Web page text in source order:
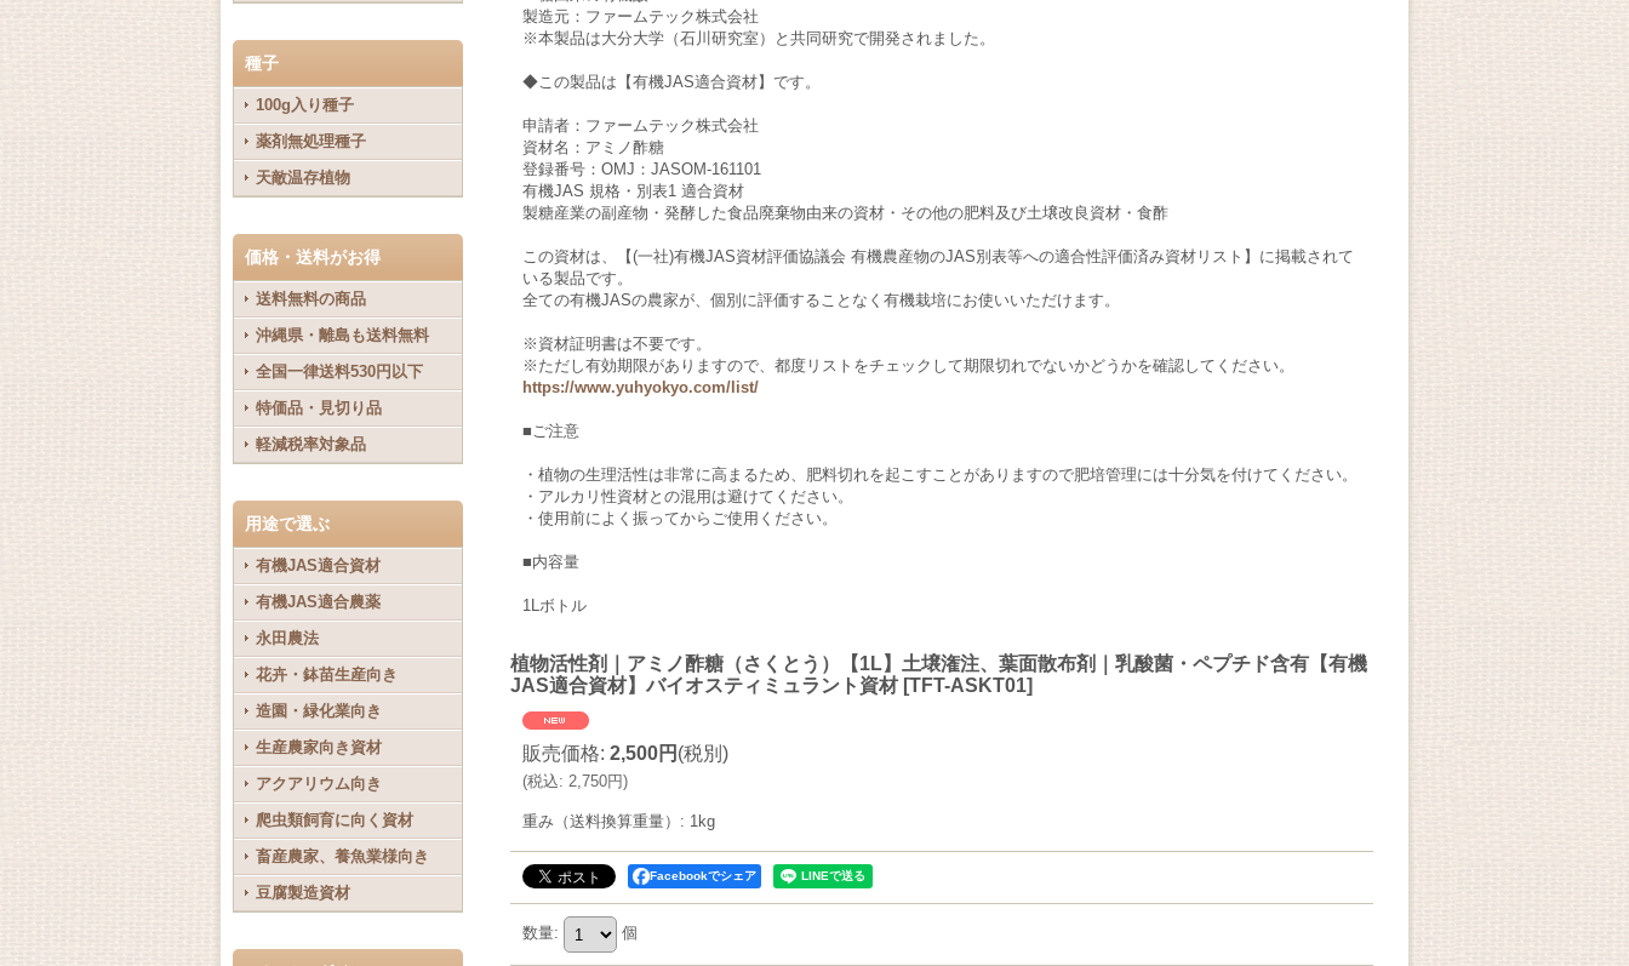
種子
100g入り種子
薬剤無処理種子
天敵温存植物
価格・送料がお得
送料無料の商品
沖縄県・離島も送料無料
全国一律送料530円以下
特価品・見切り品
軽減税率対象品
用途で選ぶ
有機JAS適合資材
有機JAS適合農薬
永田農法
花卉・鉢苗生産向き
造園・緑化業向き
生産農家向き資材
アクアリウム向き
爬虫類飼育に向く資材
畜産農家、養魚業様向き
豆腐製造資材
製造元：ファームテック株式会社
※本製品は大分大学（石川研究室）と共同研究で開発されました。
◆この製品は【有機JAS適合資材】です。
申請者：ファームテック株式会社
資材名：アミノ酢糖
登録番号：OMJ：JASOM-161101
有機JAS 規格・別表1 適合資材
製糖産業の副産物・発酵した食品廃棄物由来の資材・その他の肥料及び土壌改良資材・食酢
この資材は、【(一社)有機JAS資材評価協議会 有機農産物のJAS別表等への適合性評価済み資材リスト】に掲載されて
いる製品です。
全ての有機JASの農家が、個別に評価することなく有機栽培にお使いいただけます。
※資材証明書は不要です。
※ただし有効期限がありますので、都度リストをチェックして期限切れでないかどうかを確認してください。
https://www.yuhyokyo.com/list/
■ご注意
・植物の生理活性は非常に高まるため、肥料切れを起こすことがありますので肥培管理には十分気を付けてください。
・アルカリ性資材との混用は避けてください。
・使用前によく振ってからご使用ください。
■内容量
1Lボトル
植物活性剤｜アミノ酢糖（さくとう）【1L】土壌潅注、葉面散布剤｜乳酸菌・ペプチド含有【有機
JAS適合資材】バイオスティミュラント資材 [TFT-ASKT01]
販売価格: 2,500円 (税別)
(税込: 2,750円)
重み（送料換算重量） : 1kg
Facebookでシェア
数量: 個